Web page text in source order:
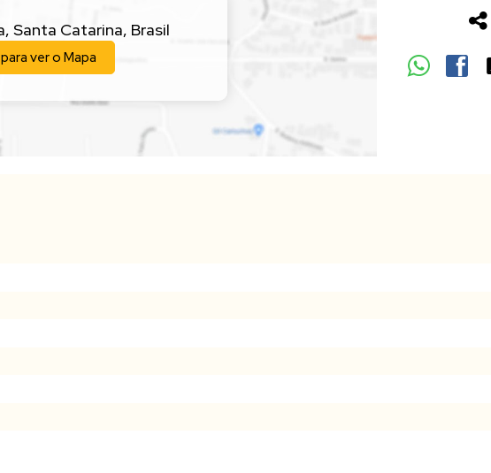
, Santa Catarina, Brasil
ver o Mapa